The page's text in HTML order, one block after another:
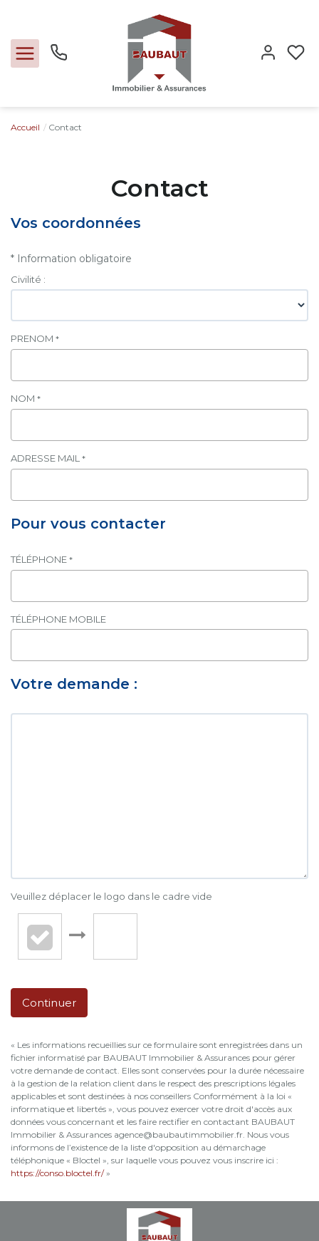
Expertise
Nos métiers
Contact
Extranet
Estimation
Avis clients
Accueil Contact
Contact
Vos coordonnées
* Information obligatoire
Civilité :
PRENOM *
NOM *
ADRESSE MAIL *
Pour vous contacter
TÉLÉPHONE *
TÉLÉPHONE MOBILE
Votre demande :
Veuillez déplacer le logo dans le cadre vide
Continuer
« Les informations recueillies sur ce formulaire sont enregistrées dans un
fichier informatisé par BAUBAUT Immobilier & Assurances pour gérer
votre demande de contact. Elles sont conservées pour la durée nécessaire
à la gestion de la relation client dans le respect des prescriptions légales
applicables et sont destinées à nos conseillers Conformément à la loi «
informatique et libertés », vous pouvez exercer votre droit d'accès aux
données vous concernant et les faire rectifier en contactant BAUBAUT
Immobilier & Assurances agence@baubautimmobilier.fr. Nous vous
informons de l’existence de la liste d'opposition au démarchage
téléphonique « Bloctel », sur laquelle vous pouvez vous inscrire ici :
https://conso.bloctel.fr/»